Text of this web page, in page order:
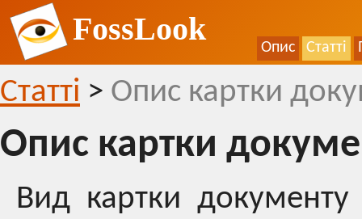
FossLook
Опис Статті
Статті > Опис картки
Опис картки
Вид картки документу